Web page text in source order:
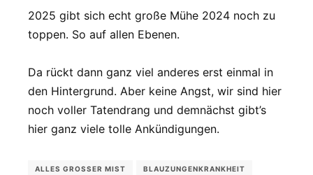
2025 gibt sich echt große Mühe 2024 noch zu
toppen. So auf allen Ebenen.
Da rückt dann ganz viel anderes erst einmal in
den Hintergrund. Aber keine Angst, wir sind hier
noch voller Tatendrang und demnächst gibt’s
hier ganz viele tolle Ankündigungen.
ALLES GROSSER MIST BLAUZUNGENKRANKHEIT